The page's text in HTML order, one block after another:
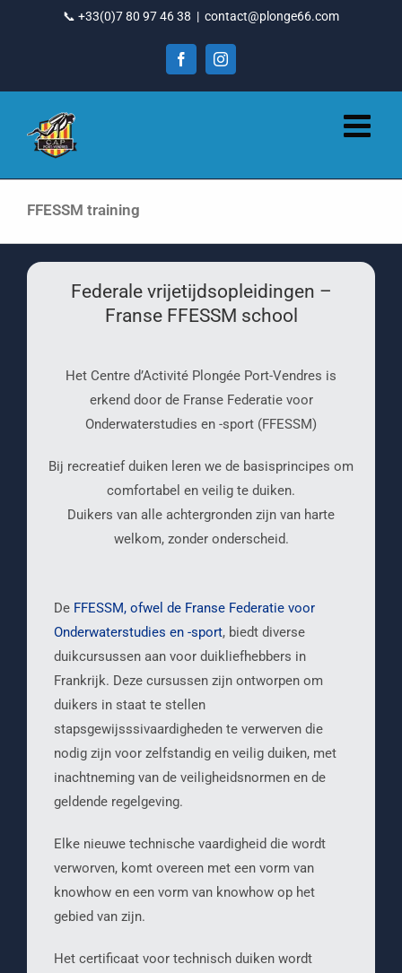
📞 +33(0)7 80 97 46 38 | contact@plonge66.com
FacebookInstagram
FFESSM training
Federale vrijetijdsopleidingen –
Franse FFESSM school
Het Centre d’Activité Plongée Port-Vendres is
erkend door de Franse Federatie voor
Onderwaterstudies en -sport (FFESSM)
Bij recreatief duiken leren we de basisprincipes om
comfortabel en veilig te duiken.
Duikers van alle achtergronden zijn van harte
welkom, zonder onderscheid.
De FFESSM, ofwel de Franse Federatie voor
Onderwaterstudies en -sport, biedt diverse
duikcursussen aan voor duikliefhebbers in
Frankrijk. Deze cursussen zijn ontworpen om
duikers in staat te stellen
stapsgewijsssivaardigheden te verwerven die
nodig zijn voor zelfstandig en veilig duiken, met
inachtneming van de veiligheidsnormen en de
geldende regelgeving.
Elke nieuwe technische vaardigheid die wordt
verworven, komt overeen met een vorm van
knowhow en een vorm van knowhow op het
gebied van zijn.
Het certificaat voor technisch duiken wordt